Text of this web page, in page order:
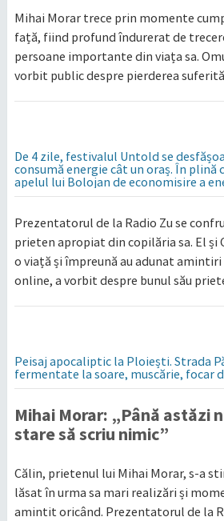
Mihai Morar trece prin momente
față, fiind profund îndurerat de
persoane importante din viața sa.
vorbit public despre pierderea
De 4 zile, festivalul Untold se
consumă energie cât un oraș. În plină
apelul lui Bolojan de economisire a
Cluj, în orașul condus de colegul de
Prezentatorul de la Radio Zu se
prieten apropiat din copilăria sa. El și
o viață și împreună au adunat
online, a vorbit despre bunul său
Peisaj apocaliptic la Ploiești. Strada
fermentate la soare, muscărie, focar
Mihai Morar: „Până astăzi
stare să scriu nimic”
Călin, prietenul lui Mihai Morar, s-a
lăsat în urma sa mari realizări și
amintit oricând. Prezentatorul de la